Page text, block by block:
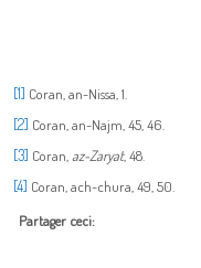
[1] Coran, an-Nissa, 1.
[2] Coran, an-Najm, 45, 46.
[3] Coran,az-Zaryat, 48.
[4] Coran, ach-chura, 49, 50.
Partager ceci: